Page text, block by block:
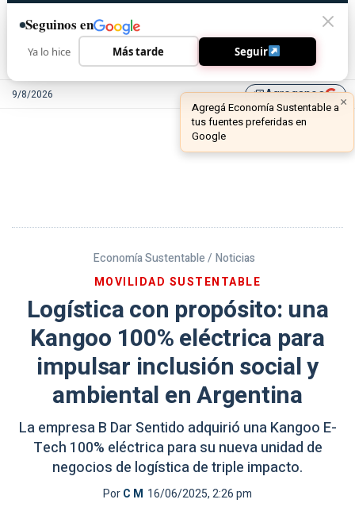
9/8/2026 library_addAgreganos
Economía Sustentable / Noticias
MOVILIDAD SUSTENTABLE
Logística con propósito: una
Kangoo 100% eléctrica para
impulsar inclusión social y
ambiental en Argentina
La empresa B Dar Sentido adquirió una Kangoo E-
Tech 100% eléctrica para su nueva unidad de
negocios de logística de triple impacto.
PorC M 16/06/2025, 2:26 pm
Seguinos en
Ya lo hice Más tarde Seguir